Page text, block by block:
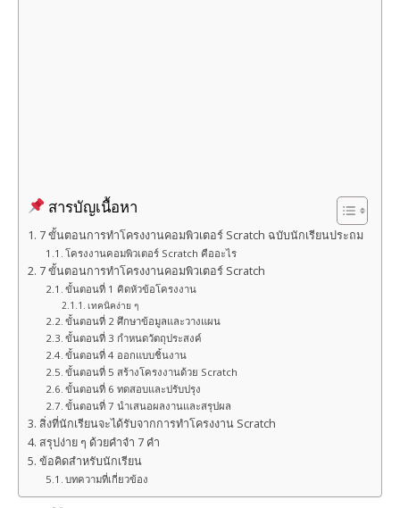
สารบัญเนื้อหา
7 ขั้นตอนการทำโครงงานคอมพิวเตอร์ Scratch ฉบับนักเรียนประถม
โครงงานคอมพิวเตอร์ Scratch คืออะไร
7 ขั้นตอนการทำโครงงานคอมพิวเตอร์ Scratch
ขั้นตอนที่ 1 คิดหัวข้อโครงงาน
เทคนิคง่าย ๆ
ขั้นตอนที่ 2 ศึกษาข้อมูลและวางแผน
ขั้นตอนที่ 3 กำหนดวัตถุประสงค์
ขั้นตอนที่ 4 ออกแบบชิ้นงาน
ขั้นตอนที่ 5 สร้างโครงงานด้วย Scratch
ขั้นตอนที่ 6 ทดสอบและปรับปรุง
ขั้นตอนที่ 7 นำเสนอผลงานและสรุปผล
สิ่งที่นักเรียนจะได้รับจากการทำโครงงาน Scratch
สรุปง่าย ๆ ด้วยคำจำ 7 คำ
ข้อคิดสำหรับนักเรียน
บทความที่เกี่ยวข้อง